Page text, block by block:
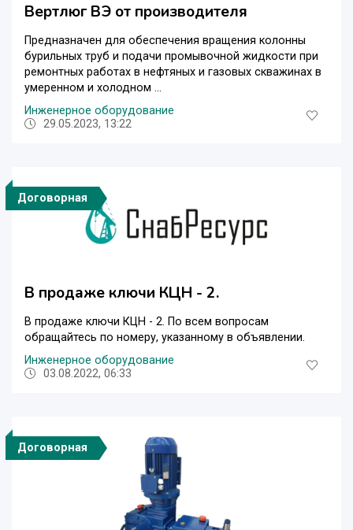
Вертлюг ВЭ от производителя
Предназначен для обеспечения вращения колонны
бурильных труб и подачи промывочной жидкости при
ремонтных работах в нефтяных и газовых скважинах в
умеренном и холодном ...
Инженерное оборудование
29.05.2023, 13:22
Договорная
В продаже ключи КЦН - 2.
В продаже ключи КЦН - 2. По всем вопросам
обращайтесь по номеру, указанному в объявлении.
Инженерное оборудование
03.08.2022, 06:33
Договорная